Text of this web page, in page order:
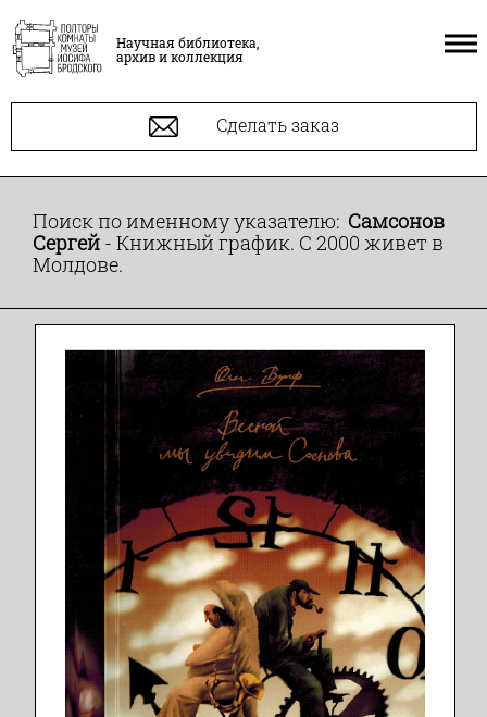
Научная библиотека,
архив и коллекция
Сделать заказ
Поиск по именному указателю: Самсонов
Сергей - Книжный график. С 2000 живет в
Молдове.